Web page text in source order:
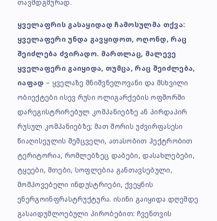
თავმდგმურად.
ყველაფრის გასაყიდად ჩამოსულმა თქვა:
ყველაფერი უნდა გავყიდოთ, ოღონდ, რაც
შეიძლება ძვირადო. მართლაც, მალევე
ყველაფერი გაიყიდა, თუმცა, რაც შეიძლება,
იაფად – ყველაზე მნიშვნელოვანი და მსხვილი
ობიექტები ისევ რუსი ოლიგარქების ოფშორში
დარეგისტრირებულ კომპანიებზე ან პირდაპირ
რუსულ კომპანიებზე; მათ შორის უძვირფასესი
წიაღისეულის შემცველი, ათასობით ჰექტრობით
ტერიტორია, რომლებზეც დაბები, დასახლებები,
ტყეები, მთები, სოფლებია განთავსებული,
მომპოვებელი ინდუსტრიები, ქვეყნის
ენერგოინფრასტრუქტურა. ისინი გაიყიდა დღემდე
გასაიდუმლოებული პირობებით: ჩვენთვის